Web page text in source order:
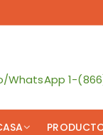
WhatsApp 1-